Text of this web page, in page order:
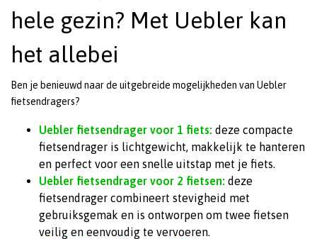
hele gezin? Met Uebler kan
het allebei
Ben je benieuwd naar de uitgebreide mogelijkheden van Uebler
fietsendragers?
Uebler fietsendrager voor 1 fiets: deze compacte
fietsendrager is lichtgewicht, makkelijk te hanteren
en perfect voor een snelle uitstap met je fiets.
Uebler fietsendrager voor 2 fietsen: deze
fietsendrager combineert stevigheid met
gebruiksgemak en is ontworpen om twee fietsen
veilig en eenvoudig te vervoeren.